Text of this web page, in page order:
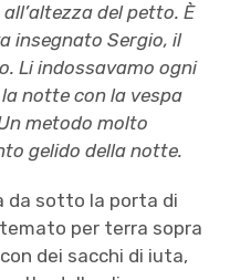
del petto. È
insegnato Sergio, il
Li indossavamo ogni
notte con la vespa
metodo molto
gelido della notte.
da sotto la porta di
per terra sopra
dei sacchi di iuta,